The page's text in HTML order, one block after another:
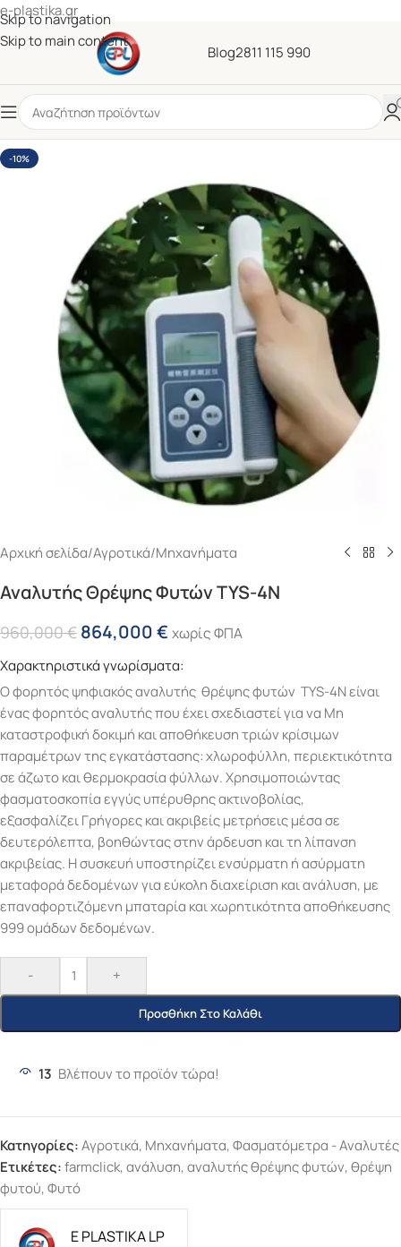
e-plastika.gr
Skip to navigation
Skip to main content
Blog2811 115 990
-10%
Αρχική σελίδα/Αγροτικά/Μηχανήματα
Αναλυτής Θρέψης Φυτών TYS-4N
960,000€ 864,000€ χωρίς ΦΠΑ
Χαρακτηριστικά γνωρίσματα:
Ο φορητός ψηφιακός αναλυτής θρέψης φυτών TYS-4N είναι
ένας φορητός αναλυτής που έχει σχεδιαστεί για να Μη
καταστροφική δοκιμή και αποθήκευση τριών κρίσιμων
παραμέτρων της εγκατάστασης: χλωροφύλλη, περιεκτικότητα
σε άζωτο και θερμοκρασία φύλλων. Χρησιμοποιώντας
φασματοσκοπία εγγύς υπέρυθρης ακτινοβολίας,
εξασφαλίζειΓρήγορες και ακριβείς μετρήσεις μέσα σε
δευτερόλεπτα, βοηθώντας στην άρδευση και τη λίπανση
ακριβείας. Η συσκευή υποστηρίζει ενσύρματη ή ασύρματη
μεταφορά δεδομένων για εύκολη διαχείριση και ανάλυση, με
επαναφορτιζόμενη μπαταρία και χωρητικότητα αποθήκευσης
999 ομάδων δεδομένων.
- +
Προσθήκη Στο Καλάθι
13 Βλέπουν το προϊόν τώρα!
Κατηγορίες:Αγροτικά, Μηχανήματα,Φασματόμετρα - Αναλυτές
Ετικέτες:farmclick,ανάλυση,αναλυτής θρέψης φυτών,θρέψη
φυτού,Φυτό
E PLASTIKA LP